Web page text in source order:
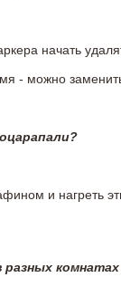
начать
- можно
и нагреть